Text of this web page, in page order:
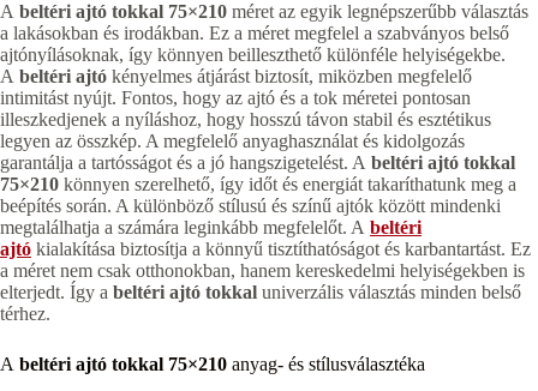
A beltéri ajtó tokkal 75×210 méret az egyik legnépszerűbb választás
a lakásokban és irodákban. Ez a méret megfelel a szabványos belső
ajtónyílásoknak, így könnyen beilleszthető különféle helyiségekbe.
A beltéri ajtó kényelmes átjárást biztosít, miközben megfelelő
intimitást nyújt. Fontos, hogy az ajtó és a tok méretei pontosan
illeszkedjenek a nyíláshoz, hogy hosszú távon stabil és esztétikus
legyen az összkép. A megfelelő anyaghasználat és kidolgozás
garantálja a tartósságot és a jó hangszigetelést. A beltéri ajtó tokkal
75×210 könnyen szerelhető, így időt és energiát takaríthatunk meg a
beépítés során. A különböző stílusú és színű ajtók között mindenki
megtalálhatja a számára leginkább megfelelőt. A beltéri
ajtó kialakítása biztosítja a könnyű tisztíthatóságot és karbantartást. Ez
a méret nem csak otthonokban, hanem kereskedelmi helyiségekben is
elterjedt. Így a beltéri ajtó tokkal univerzális választás minden belső
térhez.
A beltéri ajtó tokkal 75×210 anyag- és stílusválasztéka